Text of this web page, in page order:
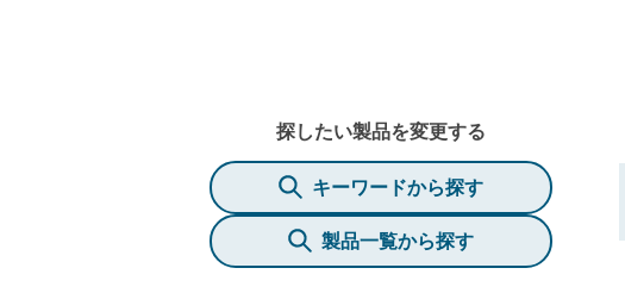
探したい製品を変更する
キーワードから探す
製品一覧から探す